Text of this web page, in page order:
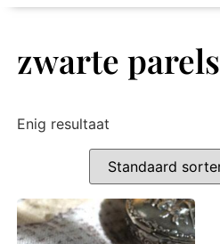
zwarte parels
Enig resultaat